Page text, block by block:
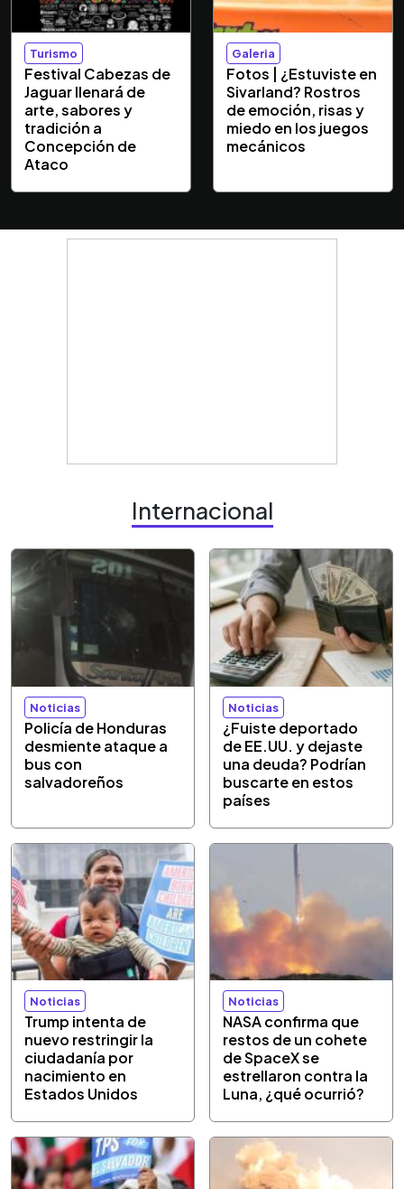
Turismo
Festival Cabezas de
Jaguar llenará de
arte, sabores y
tradición a
Concepción de
Ataco
Galeria
Fotos | ¿Estuviste en
Sivarland? Rostros
de emoción, risas y
miedo en los juegos
mecánicos
Internacional
Noticias
Policía de Honduras
desmiente ataque a
bus con
salvadoreños
Noticias
¿Fuiste deportado
de EE.UU. y dejaste
una deuda? Podrían
buscarte en estos
países
Noticias
Trump intenta de
nuevo restringir la
ciudadanía por
nacimiento en
Estados Unidos
Noticias
NASA confirma que
restos de un cohete
de SpaceX se
estrellaron contra la
Luna, ¿qué ocurrió?